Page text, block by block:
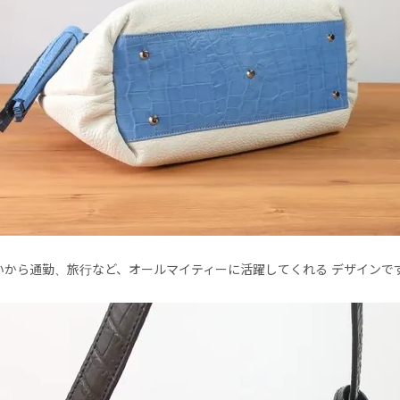
から通勤、旅行など、オールマイティーに活躍してくれる デザインで